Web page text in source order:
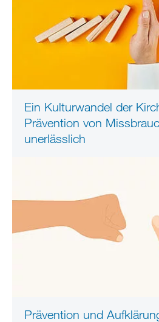
Ein Kulturwandel der
Prävention von
unerlässlich
Prävention und